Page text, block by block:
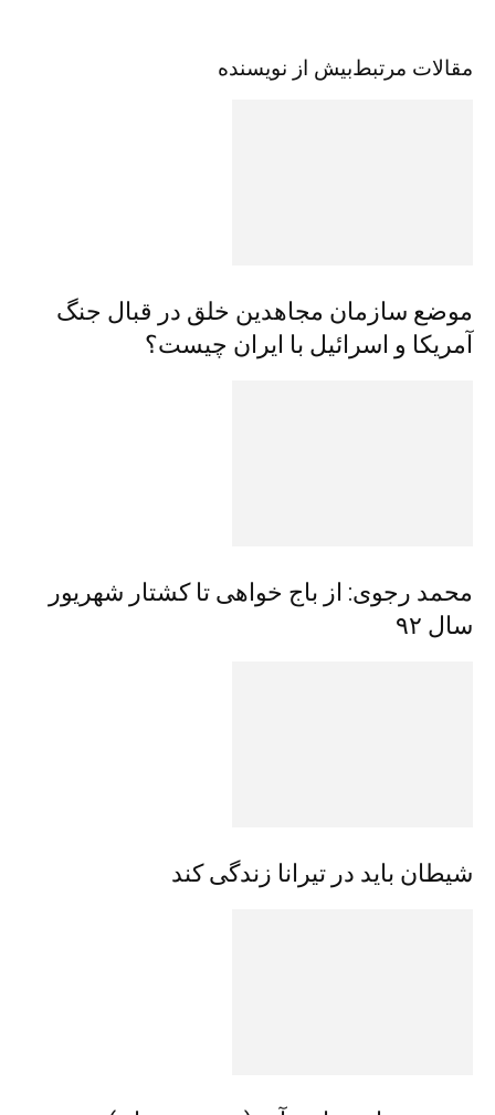
مقالات مرتبطبیش از نویسنده
موضع سازمان مجاهدین خلق در قبال جنگ
آمریکا و اسرائیل با ایران چیست؟
محمد رجوی: از باج خواهی تا کشتار شهريور
سال ۹۲
شیطان باید در تیرانا زندگی کند